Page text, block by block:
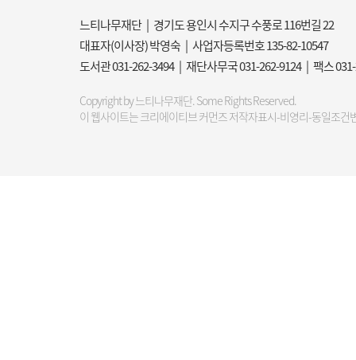
느티나무재단 | 경기도 용인시 수지구 수풍로 116번길 22
대표자(이사장) 박영숙 | 사업자등록번호 135-82-10547
도서관 031-262-3494 | 재단사무국 031-262-9124 | 팩스
Copyright by 느티나무재단. Some Rights Reserved.
이 웹사이트는 크리에이티브 커먼즈 저작자표시-비영리-동일조